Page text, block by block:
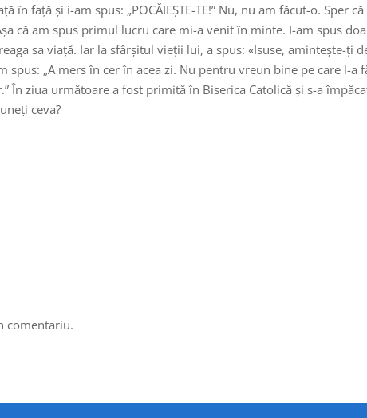
în față și i-am spus: „POCĂIEȘTE-TE!” Nu, nu am făcut-o. Sper
că am spus primul lucru care mi-a venit în minte. I-am spus
sa viață. Iar la sfârșitul vieții lui, a spus: «Isuse, amintește-ți
spus: „A mers în cer în acea zi. Nu pentru vreun bine pe care l-
În ziua următoare a fost primită în Biserica Catolică și s-a
ceva?
comentariu.